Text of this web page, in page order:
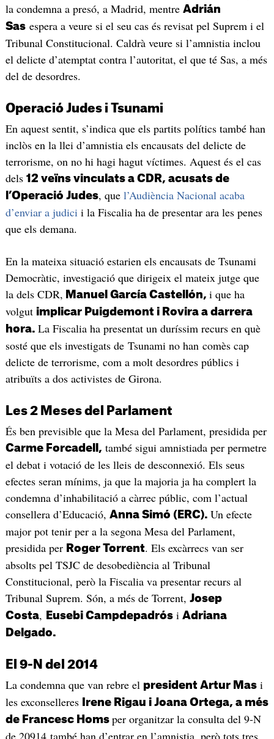
la condemna a presó, a Madrid, mentre Adrián
Sasespera a veure si el seu cas és revisat pel Suprem i el
Tribunal Constitucional. Caldrà veure si l’amnistia inclou
el delicte d’atemptat contra l’autoritat, el que té Sas, a més
del de desordres.
Operació Judes i Tsunami
En aquest sentit, s’indica que els partits polítics també han
inclòs en la llei d’amnistia els encausats del delicte de
terrorisme, on no hi hagi hagut víctimes. Aquest és el cas
dels 12 veïns vinculats a CDR, acusats de
l’Operació Judes, que l’Audiència Nacional acaba
d’enviar a judici i la Fiscalia ha de presentar ara les penes
que els demana.
En la mateixa situació estarien els encausats de Tsunami
Democràtic, investigació que dirigeix el mateix jutge que
la dels CDR, Manuel García Castellón, i que ha
volgut implicar Puigdemont i Rovira a darrera
hora. La Fiscalia ha presentat un duríssim recurs en què
sosté que els investigats de Tsunami no han comès cap
delicte de terrorisme, com a molt desordres públics i
atribuïts a dos activistes de Girona.
Les 2 Meses del Parlament
És ben previsible que la Mesa del Parlament, presidida per
Carme Forcadell, també sigui amnistiada per permetre
el debat i votació de les lleis de desconnexió. Els seus
efectes seran mínims, ja que la majoria ja ha complert la
condemna d’inhabilitació a càrrec públic, com l’actual
consellera d’Educació, Anna Simó (ERC). Un efecte
major pot tenir per a la segona Mesa del Parlament,
presidida per Roger Torrent. Els excàrrecs van ser
absolts pel TSJC de desobediència al Tribunal
Constitucional, però la Fiscalia va presentar recurs al
Tribunal Suprem. Són, a més de Torrent, Josep
Costa, Eusebi Campdepadrósi Adriana
Delgado.
El 9-N del 2014
La condemna que van rebre el president Artur Masi
les exconselleres
Irene Rigau i Joana Ortega, a més
de Francesc Homs per organitzar la consulta del 9-N